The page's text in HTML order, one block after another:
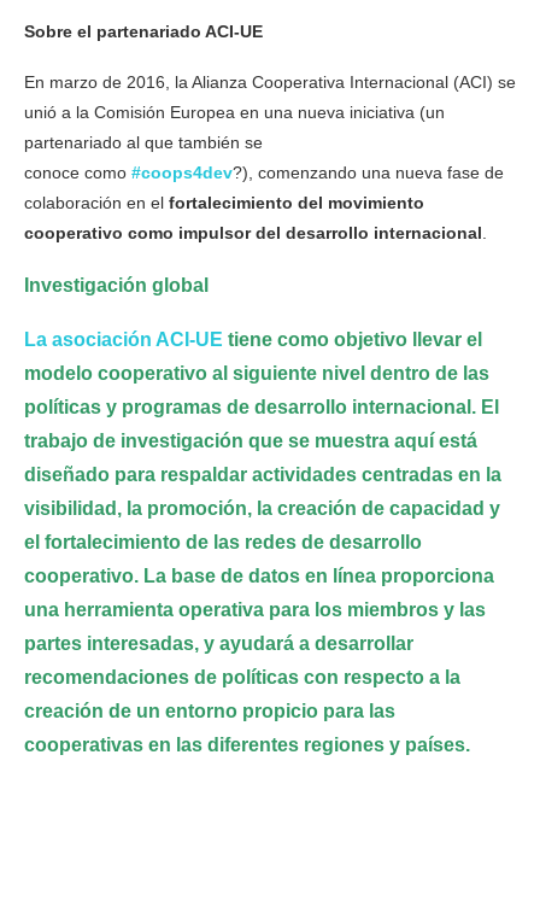
Sobre el partenariado ACI-UE
En marzo de 2016, la Alianza Cooperativa Internacional (ACI) se
unió a la Comisión Europea en una nueva iniciativa (un
partenariado al que también se
conoce como #coops4dev?), comenzando una nueva fase de
colaboración en el fortalecimiento del movimiento
cooperativo como impulsor del desarrollo internacional.
Investigación global
La asociación ACI-UE tiene como objetivo llevar el
modelo cooperativo al siguiente nivel dentro de las
políticas y programas de desarrollo internacional. El
trabajo de investigación que se muestra aquí está
diseñado para respaldar actividades centradas en la
visibilidad, la promoción, la creación de capacidad y
el fortalecimiento de las redes de desarrollo
cooperativo. La base de datos en línea proporciona
una herramienta operativa para los miembros y las
partes interesadas, y ayudará a desarrollar
recomendaciones de políticas con respecto a la
creación de un entorno propicio para las
cooperativas en las diferentes regiones y países.